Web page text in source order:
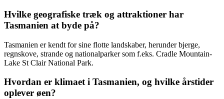
Hvilke geografiske træk og attraktioner har
Tasmanien at byde på?
Tasmanien er kendt for sine flotte landskaber, herunder bjerge,
regnskove, strande og nationalparker som f.eks. Cradle Mountain-
Lake St Clair National Park.
Hvordan er klimaet i Tasmanien, og hvilke årstider
oplever øen?